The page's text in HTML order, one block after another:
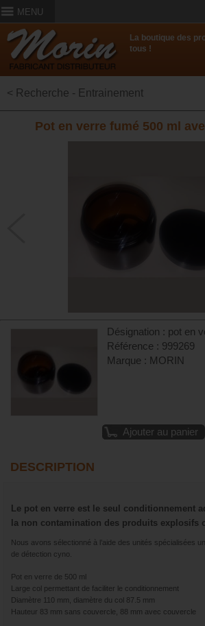
MENU
La boutique des
tous !
< Recherche - Entrainement
Pot en verre fumé 500 ml
Désignation : pot en
Référence : 999269
Marque : MORIN
Ajouter au panier
DESCRIPTION
Le pot en verre est le seul conditionnement
la non contamination des produits explosifs
Nous avons sélectionné à l’aide des unités spécialisées
de détection cyno.
Pot en verre de 500 ml
Large col permettant de faciliter le conditionnement
Diamètre 110 mm, diamètre du col 87.5 mm
Hauteur 83 mm sans couvercle, 88 mm avec couvercle